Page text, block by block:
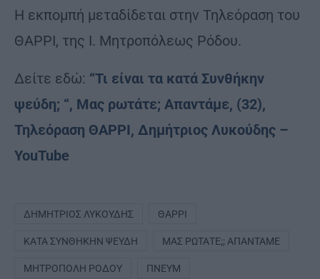
Η εκπομπή μεταδίδεται στην Τηλεόραση του
ΘΑΡΡΙ, της Ι. Μητροπόλεως Ρόδου.
Δείτε εδώ: “Τι είναι τα κατά Συνθήκην
ψεύδη; “, Μας ρωτάτε; Απαντάμε, (32),
Τηλεόραση ΘΑΡΡΙ, Δημήτριος Λυκούδης –
YouTube
ΔΗΜΉΤΡΙΟΣ ΛΥΚΟΎΔΗΣ ΘΑΡΡΙ
ΚΑΤΆ ΣΥΝΘΉΚΗΝ ΨΕΎΔΗ ΜΑΣ ΡΩΤΆΤΕ;; ΑΠΑΝΤΆΜΕ
ΜΗΤΡΌΠΟΛΗ ΡΌΔΟΥ ΠΝΕΥΜ